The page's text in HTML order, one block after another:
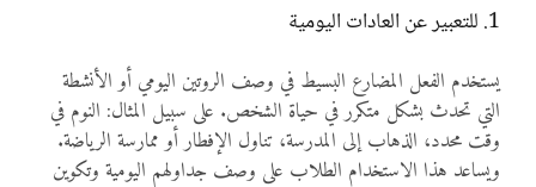
1. للتعبير عن العادات اليومية
يستخدم الفعل المضارع البسيط في وصف الروتين اليومي أو الأنشطة
التي تحدث بشكل متكرر في حياة الشخص. على سبيل المثال: النوم في
وقت محدد، الذهاب إلى المدرسة، تناول الإفطار أو ممارسة الرياضة.
ويساعد هذا الاستخدام الطلاب على وصف جداولهم اليومية وتكوين